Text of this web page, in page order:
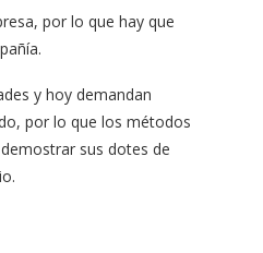
por lo que hay que
y hoy demandan
por lo que los métodos
sus dotes de